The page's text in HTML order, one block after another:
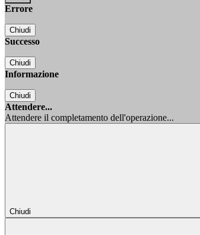
Errore
Chiudi
Successo
Chiudi
Informazione
Chiudi
Attendere...
Attendere il completamento dell'operazione...
Chiudi